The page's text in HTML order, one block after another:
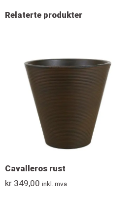
Relaterte produkter
Cavalleros rust
kr 349,00 inkl. mva